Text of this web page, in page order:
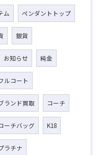
ム ペンダントトップ
銀貨
お知らせ 純金
ルコート
ランド買取 コーチ
ーチバッグ K18
ラチナ